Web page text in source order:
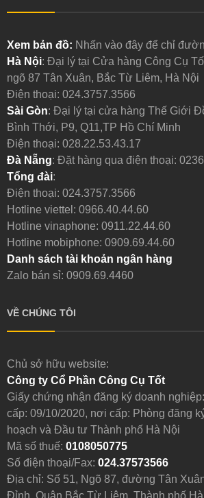
Xem bản đồ: Nhấn vào đây để chỉ
Hà Nội: Đại lý tại Cửa hàng Công Cụ
ngõ 87 Tân Xuân, Bắc Từ Liêm, Hà Nội
Điện thoại: 024.3757.3566
Sài Gòn: Đại lý tại cửa hàng Thế Giới
Bình Thới, P9, Q11,TP Hồ Chí Minh
Điện thoại: 028.22.53.43.17
Đà Nẵng: Đặt hàng qua điện thoại:
Tổng đài:
Điện thoại: 024.3757.3566
Hotline viettel: 0966.40.44.60
Hotline vinaphone: 0911.22.44.60
Hotline mobiphone: 0909.69.44.60
Danh sách tài khoản ngân hàng
Zalo bán sỉ: 0909.69.4460
VỀ CHÚNG TÔI
Chủ sở hữu website:
Công ty Cổ Phần Công Cụ Tốt
Giấy chứng nhận đăng ký doanh nghiệp:
cấp: 09/10/2020, nơi cấp: Phòng đăng
hoạch và Đầu tư Thành phố Hà Nội
Mã số thuế: 0108050775
Số điện thoại/Fax: 024.37573566
Địa chỉ: Số 51, Ngõ 87, đường Tân
Đỉnh, Quận Bắc Từ Liêm, Thành phố